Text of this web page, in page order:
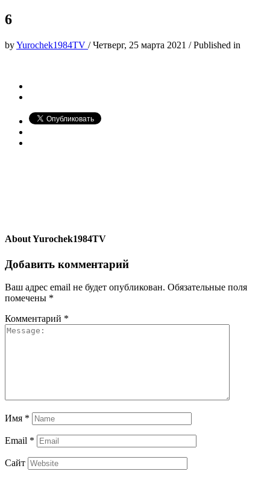
6
byYurochek1984TV /Четверг, 25 марта 2021 /Published in
AboutYurochek1984TV
Добавить комментарий
Ваш адрес email не будет опубликован. Обязательные поля
помечены *
Комментарий *
Имя *
Email *
Сайт